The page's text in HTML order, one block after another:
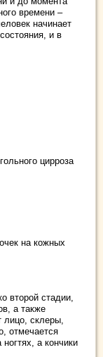
времени –
начинает
и в
цирроза
на кожных
второй стадии,
а также
лицо, склеры,
отмечается
а кончики